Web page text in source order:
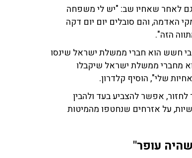
לאחר שאחיו שב: "יש לי משפחה
והם סובלים יום יום דקה
הזה".
חשש הוא חברי ממשלת ישראל שינסו
מחברי ממשלת ישראל שיקבלו
שלי", הוסיף קלדרון.
אפשר להצביע בעד ולהבין
על אזרחים שנחטפו מהמיטות
עופר"